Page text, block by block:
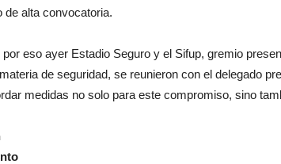
de alta convocatoria.
eso ayer Estadio Seguro y el Sifup, gremio
de seguridad, se reunieron con el delegado
medidas no solo para este compromiso, sino